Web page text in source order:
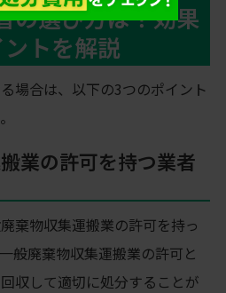
の選び方は？効果
トを解説
場合は、以下の3つのポイント
業の許可を持つ業者
棄物収集運搬業の許可を持っ
般廃棄物収集運搬業の許可と
収して適切に処分することが